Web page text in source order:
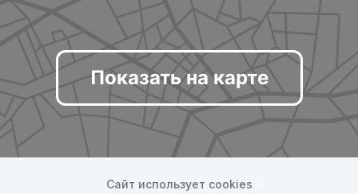
Показать на карте
Сайт использует cookies